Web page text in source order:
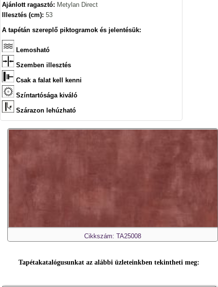
Ajánlott ragasztó: Metylan Direct
Illesztés (cm): 53
A tapétán szereplő piktogramok és jelentésük:
Lemosható
Szemben illesztés
Csak a falat kell kenni
Színtartósága kiváló
Szárazon lehúzható
Cikkszám: TA25008
Tapétakatalógusunkat az alábbi üzleteinkben tekintheti meg: